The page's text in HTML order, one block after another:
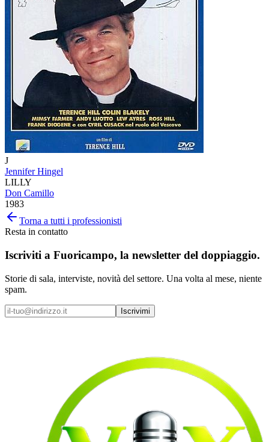
J
Jennifer Hingel
LILLY
Don Camillo
1983
Torna a tutti i professionisti
Resta in contatto
Iscriviti a Fuoricampo, la newsletter del doppiaggio.
Storie di sala, interviste, novità del settore. Una volta al mese, niente
spam.
Iscrivimi